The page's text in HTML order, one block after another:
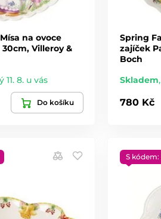
na ovoce
Villeroy &
11. 8. u vás
Do košíku
Spring
zajíček
Boch
Skladem
780 Kč
S kódem: